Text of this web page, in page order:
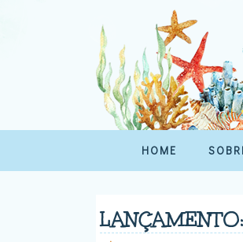
HOME